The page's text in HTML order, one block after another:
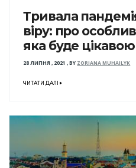
Тривала
віру: про
яка буде
28 ЛИПНЯ , 2021 ,BY ZORIANA MUHAILYK
ЧИТАТИ ДАЛІ